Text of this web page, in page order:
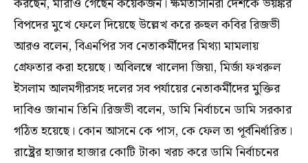
বিপদের মুখে ফেলে দিয়েছে উল্লেখ করে রুহুল কবির রিজভী
আরও বলেন, বিএনপির সব নেতাকর্মীদের মিথ্যা মামলায়
গ্রেফতার করা হয়েছে। অবিলম্বে খালেদা জিয়া, মির্জা ফখরুল
ইসলাম আলমগীরসহ দলের সব পর্যায়ের নেতাকর্মীদের মুক্তির
দাবিও জানান তিনি।রিজভী বলেন, ডামি নির্বাচনে ডামি সরকার
গঠিত হয়েছে। কোন আসনে কে পাস, কে ফেল তা পূর্বনির্ধারিত।
রাষ্ট্রের হাজার হাজার কোটি টাকা খরচ করে ডামি নির্বাচনের